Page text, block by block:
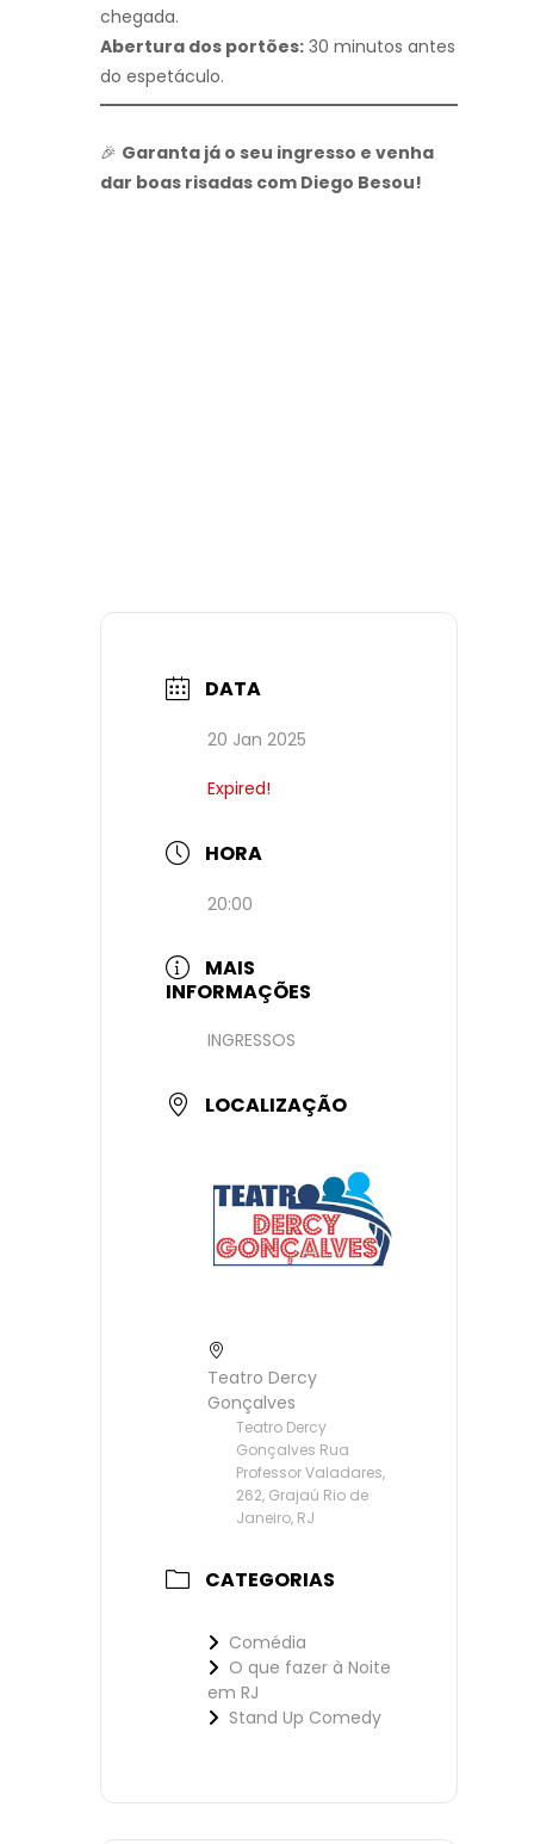
chegada.
Abertura dos portões: 30 minutos antes
do espetáculo.
🎉 Garanta já o seu ingresso e venha
dar boas risadas com Diego Besou!
DATA
20 Jan 2025
Expired!
HORA
20:00
MAIS
INFORMAÇÕES
INGRESSOS
LOCALIZAÇÃO
Teatro Dercy
Gonçalves
Teatro Dercy
Gonçalves Rua
Professor Valadares,
262, Grajaú Rio de
Janeiro, RJ
CATEGORIAS
Comédia
O que fazer à Noite
em RJ
Stand Up Comedy